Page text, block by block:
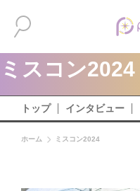
ミスコン2024
トップ インタビュー
ホーム ミスコン2024